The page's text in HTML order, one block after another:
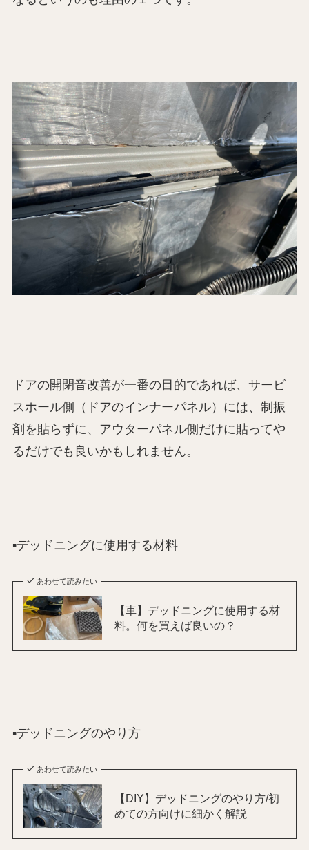
ドアの開閉音改善が一番の目的であれば、サービ
スホール側（ドアのインナーパネル）には、制振
剤を貼らずに、アウターパネル側だけに貼ってや
るだけでも良いかもしれません。
▪️デッドニングに使用する材料
あわせて読みたい
【車】デッドニングに使用する材
料。何を買えば良いの？
▪️デッドニングのやり方
あわせて読みたい
【DIY】デッドニングのやり方/初
めての方向けに細かく解説